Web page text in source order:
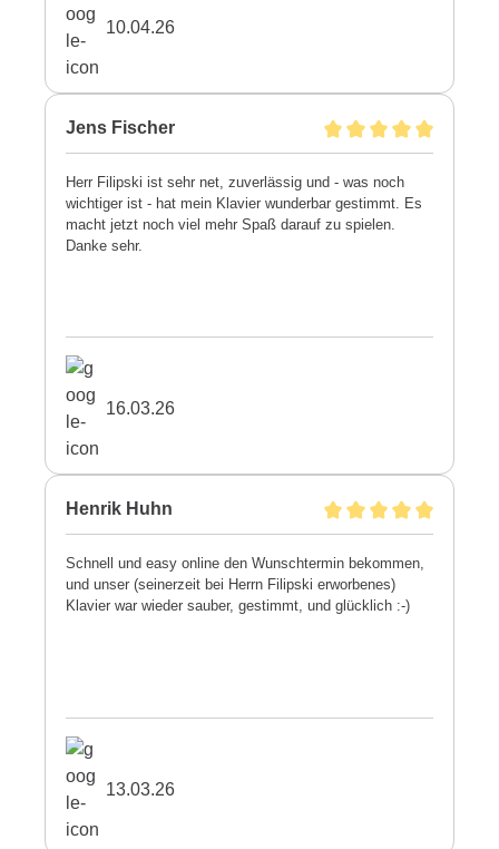
10.04.26
Jens Fischer
Herr Filipski ist sehr net, zuverlässig und - was noch
wichtiger ist - hat mein Klavier wunderbar gestimmt. Es
macht jetzt noch viel mehr Spaß darauf zu spielen.
Danke sehr.
16.03.26
Henrik Huhn
Schnell und easy online den Wunschtermin bekommen,
und unser (seinerzeit bei Herrn Filipski erworbenes)
Klavier war wieder sauber, gestimmt, und glücklich :-)
13.03.26